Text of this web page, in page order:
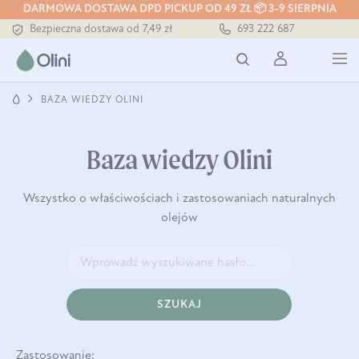
DARMOWA DOSTAWA DPD PICKUP OD 49 ZŁ 📦 3-9 SIERPNIA
Tłoczony zawsze na zimno
Bezpieczna dostawa od 7,49 zł
Tłoczony zawsze na zimno
693 222 687
BAZA WIEDZY OLINI
Baza wiedzy Olini
Wszystko o właściwościach i zastosowaniach naturalnych
olejów
SZUKAJ
Zastosowanie: